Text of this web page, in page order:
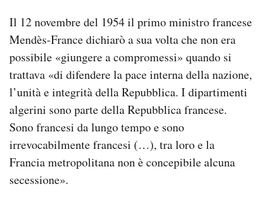
Il 12 novembre del 1954 il primo ministro francese
Mendès-France dichiarò a sua volta che non era
possibile «giungere a compromessi» quando si
trattava «di difendere la pace interna della nazione,
l’unità e integrità della Repubblica. I dipartimenti
algerini sono parte della Repubblica francese.
Sono francesi da lungo tempo e sono
irrevocabilmente francesi (…), tra loro e la
Francia metropolitana non è concepibile alcuna
secessione».